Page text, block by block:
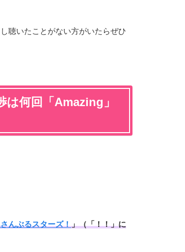
聴いたことがない方がいたらぜひ
は何回「Amazing」
んぶるスターズ！」（「！！」に